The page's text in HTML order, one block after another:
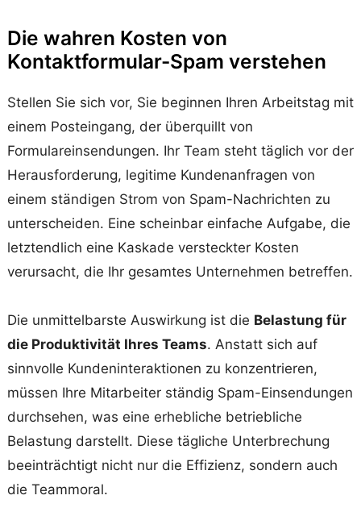
Die wahren Kosten von
Kontaktformular-Spam verstehen
Stellen Sie sich vor, Sie beginnen Ihren Arbeitstag mit
einem Posteingang, der überquillt von
Formulareinsendungen. Ihr Team steht täglich vor der
Herausforderung, legitime Kundenanfragen von
einem ständigen Strom von Spam-Nachrichten zu
unterscheiden. Eine scheinbar einfache Aufgabe, die
letztendlich eine Kaskade versteckter Kosten
verursacht, die Ihr gesamtes Unternehmen betreffen.
Die unmittelbarste Auswirkung ist die Belastung für
die Produktivität Ihres Teams. Anstatt sich auf
sinnvolle Kundeninteraktionen zu konzentrieren,
müssen Ihre Mitarbeiter ständig Spam-Einsendungen
durchsehen, was eine erhebliche betriebliche
Belastung darstellt. Diese tägliche Unterbrechung
beeinträchtigt nicht nur die Effizienz, sondern auch
die Teammoral.